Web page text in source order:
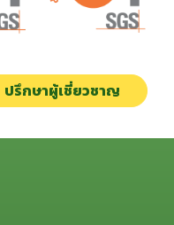
ปรึกษาผู้เชี่ยวชาญ